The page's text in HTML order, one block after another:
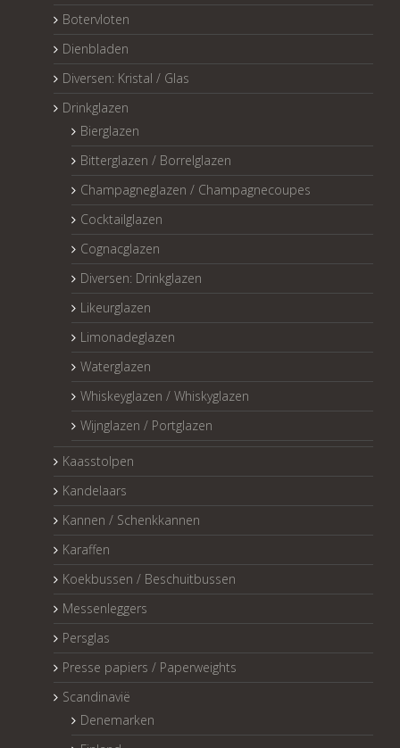
Botervloten
Dienbladen
Diversen: Kristal / Glas
Drinkglazen
Bierglazen
Bitterglazen / Borrelglazen
Champagneglazen / Champagnecoupes
Cocktailglazen
Cognacglazen
Diversen: Drinkglazen
Likeurglazen
Limonadeglazen
Waterglazen
Whiskeyglazen / Whiskyglazen
Wijnglazen / Portglazen
Kaasstolpen
Kandelaars
Kannen / Schenkkannen
Karaffen
Koekbussen / Beschuitbussen
Messenleggers
Persglas
Presse papiers / Paperweights
Scandinavië
Denemarken